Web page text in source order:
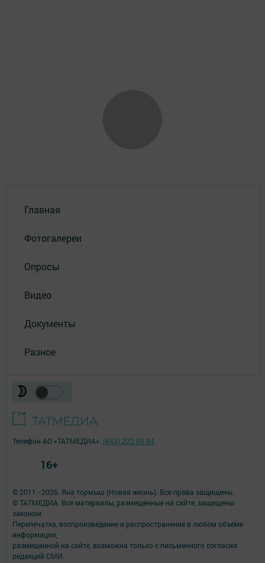
Главная
Фотогалереи
Опросы
Видео
Документы
Разное
© 2011 - 2026. Яна тормыш (Новая жизнь). Все права защищены.
© ТАТМЕДИА. Все материалы, размещенные на сайте, защищены
законом.
Перепечатка, воспроизведение и распространение в любом объеме
информации,
размещенной на сайте, возможна только с письменного согласия
редакций СМИ.
Телефон АО «ТАТМЕДИА»: (843) 222 09 84
16+